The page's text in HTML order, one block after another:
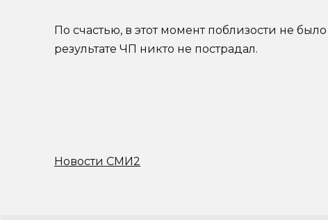
По счастью, в этот момент поблизости не
результате ЧП никто не пострадал.
Новости СМИ2